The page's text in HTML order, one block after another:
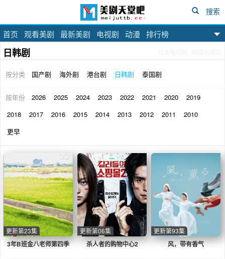
美剧天堂吧
首页 观看美剧 最新美剧 电视剧 动漫 排行榜
搜索
日韩剧
按分类 国产剧 海外剧 港台剧 日韩剧 泰国剧
按年份 2026 2025 2024 2023 2022 2021 2020
2019
2018
2017 2016 2015 2014 2013 2012 2011
2010
更早
3年B班金八老师第四季
更新第23集
杀人者的购物中心2
更新第06集
风，带有香气
更新第93集